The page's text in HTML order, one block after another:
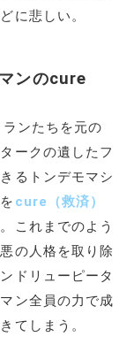
に悲しい。
ンのcure
ンたちを元の
ークの遺したフ
るトンデモマシ
cure（救済）
これまでのよう
の人格を取り除
ドリューピータ
ン全員の力で成
てしまう。